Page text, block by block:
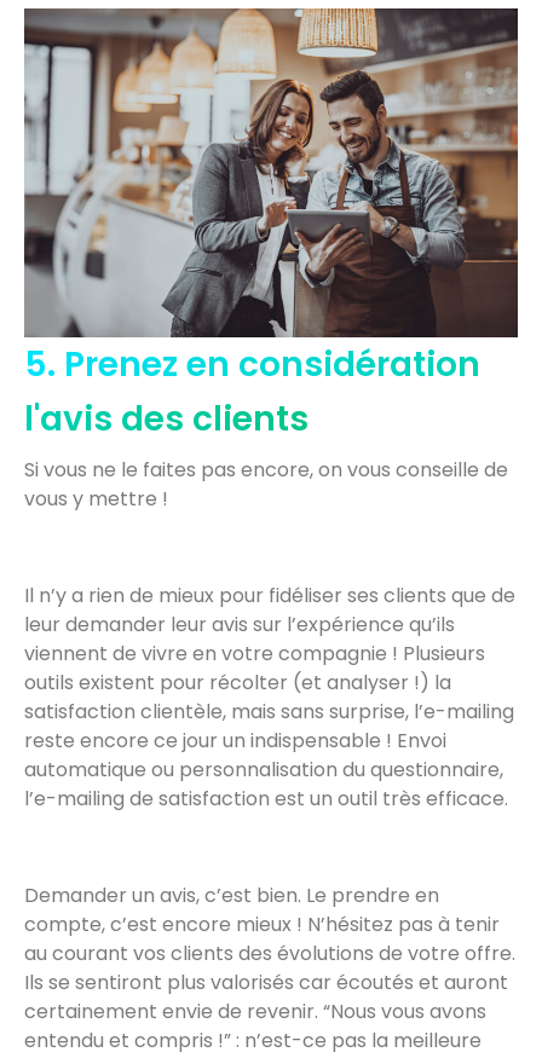
5. Prenez en considération
l'avis des clients
Si vous ne le faites pas encore, on vous conseille de
vous y mettre !
Il n’y a rien de mieux pour fidéliser ses clients que de
leur demander leur avis sur l’expérience qu’ils
viennent de vivre en votre compagnie ! Plusieurs
outils existent pour récolter (et analyser !) la
satisfaction clientèle, mais sans surprise, l’e-mailing
reste encore ce jour un indispensable ! Envoi
automatique ou personnalisation du questionnaire,
l’e-mailing de satisfaction est un outil très efficace.
Demander un avis, c’est bien. Le prendre en
compte, c’est encore mieux ! N’hésitez pas à tenir
au courant vos clients des évolutions de votre offre.
Ils se sentiront plus valorisés car écoutés et auront
certainement envie de revenir. “Nous vous avons
entendu et compris !” : n’est-ce pas la meilleure